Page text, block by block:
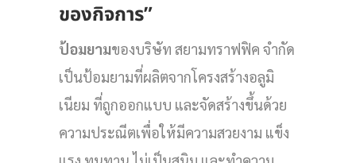
ของกิจการ”
ป้อมยามของบริษัท สยามทราฟฟิค จำกัด
เป็นป้อมยามที่ผลิตจากโครงสร้างอลูมิ
เนียม ที่ถูกออกแบบ และจัดสร้างขึ้นด้วย
ความประณีตเพื่อให้มีความสวยงาม แข็ง